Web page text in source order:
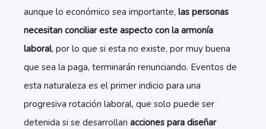
aunque lo económico sea importante, las personas
necesitan conciliar este aspecto con la armonía
laboral, por lo que si esta no existe, por muy buena
que sea la paga, terminarán renunciando. Eventos de
esta naturaleza es el primer indicio para una
progresiva rotación laboral, que solo puede ser
detenida si se desarrollan acciones para diseñar